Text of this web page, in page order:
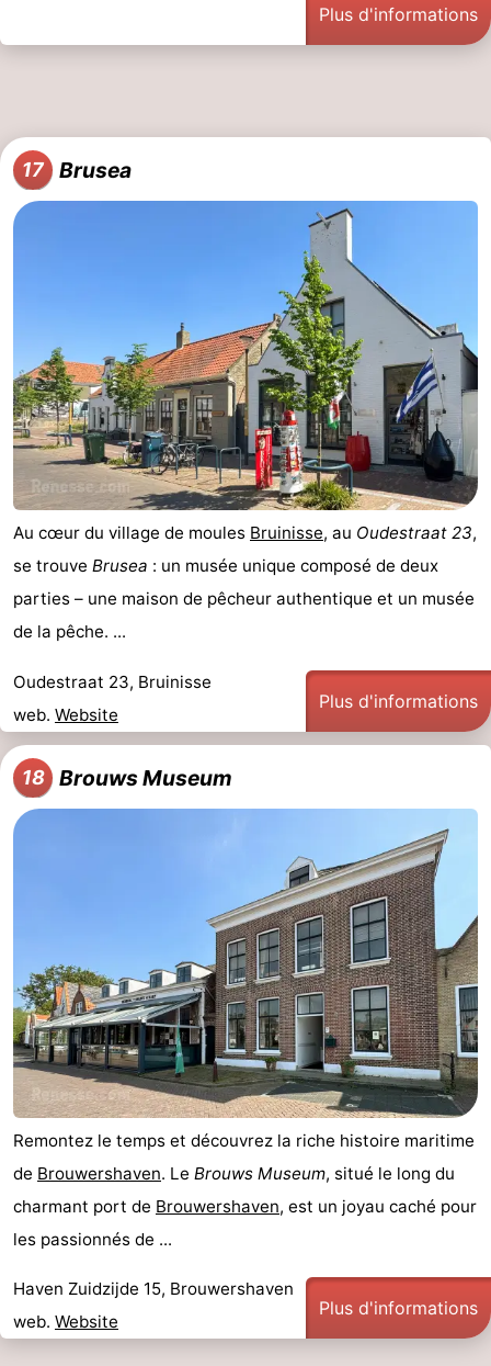
Plus d'informations
17 Brusea
Au cœur du village de moules Bruinisse, au Oudestraat 23,
se trouve Brusea : un musée unique composé de deux
parties – une maison de pêcheur authentique et un musée
de la pêche. ...
Oudestraat 23, Bruinisse
web. Website
Plus d'informations
18 Brouws Museum
Remontez le temps et découvrez la riche histoire maritime
de Brouwershaven. Le Brouws Museum, situé le long du
charmant port de Brouwershaven, est un joyau caché pour
les passionnés de ...
Haven Zuidzijde 15, Brouwershaven
web. Website
Plus d'informations